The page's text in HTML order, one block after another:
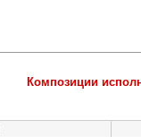
Композиции